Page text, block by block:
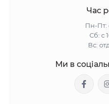
Час
Пн-Пт:
Сб: с
Вс:
Ми в